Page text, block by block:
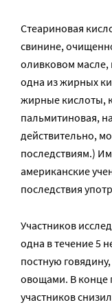
Стеариновая
свинине,
оливковом масле,
одна из жирных
жирные кислоты,
пальмитиновая,
действительно,
последствиям.)
американские
последствия
Участников
одна в течение 5
постную
овощами. В конце
участников